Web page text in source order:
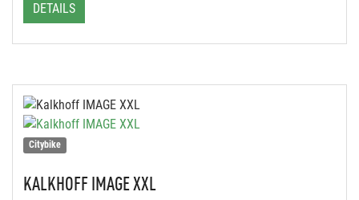
DETAILS
Citybike
KALKHOFFIMAGE XXL